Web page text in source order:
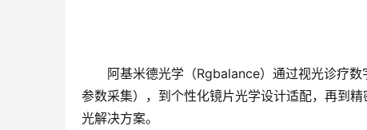
阿基米德光学（Rgbalance）通过视光诊疗
参数采集），到个性化镜片光学设计适配，再到
光解决方案。